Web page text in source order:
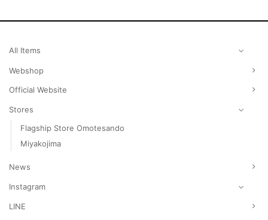
All Items
Webshop
Official Website
Stores
Flagship Store Omotesando
Miyakojima
News
Instagram
LINE